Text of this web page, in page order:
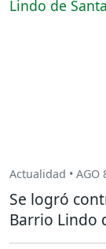
Actualidad • AGO
Se logró
Barrio Lindo